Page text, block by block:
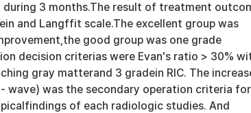
3 months.The result of treatment
and Langffit scale.The excellent group was
good group was one grade
decision criterias were Evan's ratio > 30%
gray matterand 3 gradein RIC. The
wave) was the secondary operation criteria for
of each radiologic studies. And